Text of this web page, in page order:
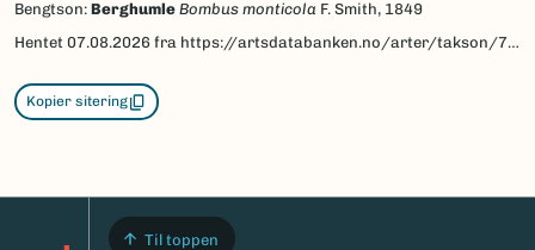
Bengtson: Berghumle Bombus monticola F. Smith, 1849
Hentet 07.08.2026 fra https://artsdatabanken.no/arter/takson/77978/beskrivelse
Kopier sitering
Til toppen